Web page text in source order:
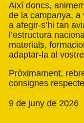
Així doncs,
de la campanya, a
a afegir-s’hi tan
l’estructura
materials,
adaptar-la al
Pròximament,
consignes
9 de juny de 2026